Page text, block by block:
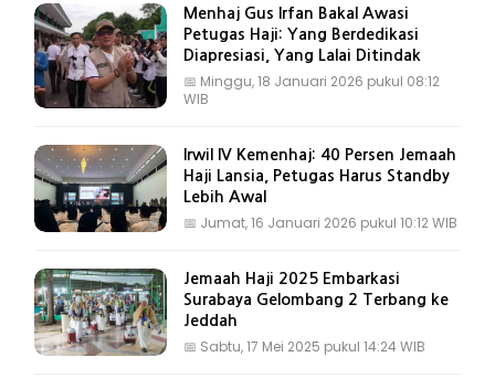
Menhaj Gus Irfan Bakal Awasi
Petugas Haji: Yang Berdedikasi
Diapresiasi, Yang Lalai Ditindak
📅 Minggu, 18 Januari 2026 pukul 08:12
WIB
Irwil IV Kemenhaj: 40 Persen Jemaah
Haji Lansia, Petugas Harus Standby
Lebih Awal
📅 Jumat, 16 Januari 2026 pukul 10:12 WIB
Jemaah Haji 2025 Embarkasi
Surabaya Gelombang 2 Terbang ke
Jeddah
📅 Sabtu, 17 Mei 2025 pukul 14:24 WIB